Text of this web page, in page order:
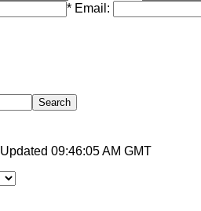
* Email:
Updated 09:46:05 AM GMT